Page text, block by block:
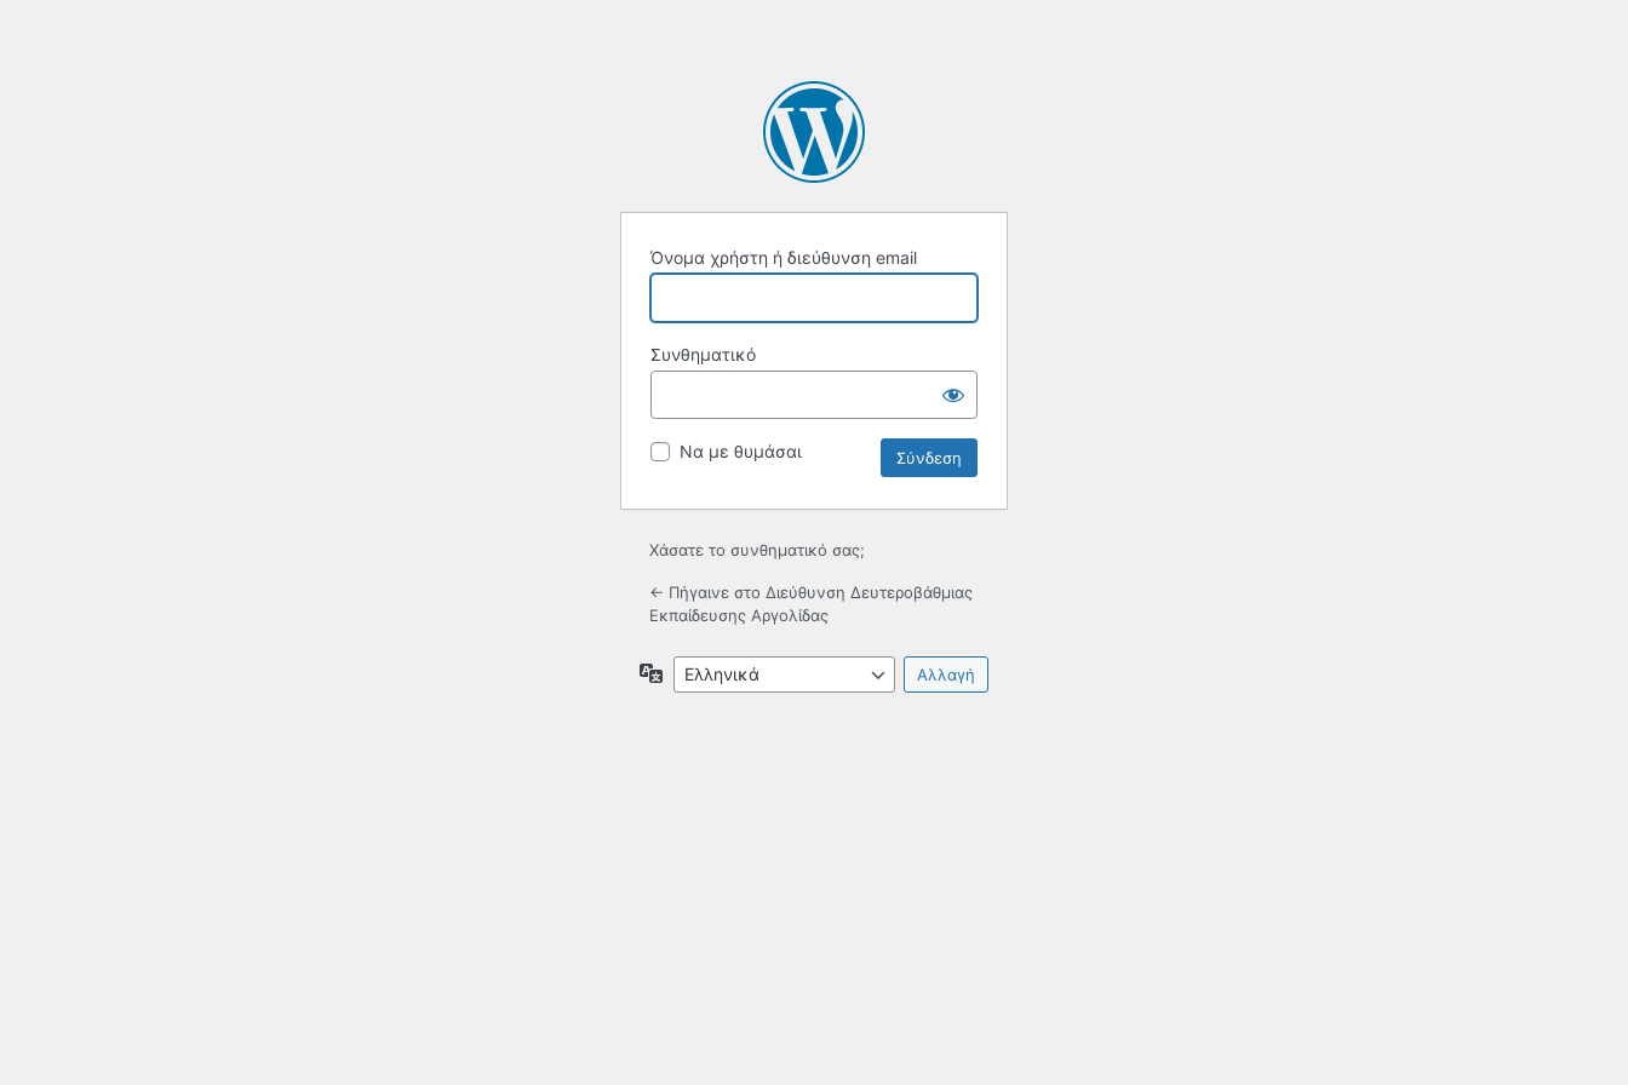
Όνομα χρήστη ή διεύθυνση email
Συνθηματικό
Να με θυμάσαι
Χάσατε το συνθηματικό σας;
← Πήγαινε στο Διεύθυνση Δευτεροβάθμιας
Εκπαίδευσης Αργολίδας
Γλώσσα